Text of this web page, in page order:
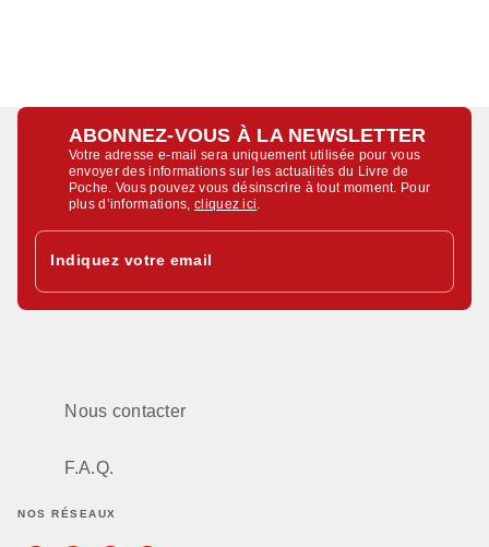
ABONNEZ-VOUS À LA NEWSLETTER
Votre adresse e-mail sera uniquement utilisée pour vous
envoyer des informations sur les actualités du Livre de
Poche. Vous pouvez vous désinscrire à tout moment. Pour
plus d’informations,cliquez ici
Indiquez votre email
Nous contacter
F.A.Q.
NOS RÉSEAUX